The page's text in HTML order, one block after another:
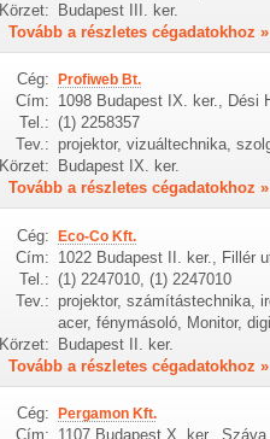
Körzet:
Budapest III. ker.
Tovább a részletes cégadatokhoz »
Cég: Profiweb Bt.
Cím: 1098 Budapest IX. ker., Dési
Tel.: (1) 2258357
Tev.: projektor, vizuáltechnika,
Körzet:
Budapest IX. ker.
Tovább a részletes cégadatokhoz »
Cég: Eco-Co Kft.
Cím: 1022 Budapest II. ker., Fillér
Tel.: (1) 2247010, (1) 2247010
Tev.: projektor, számítástechnika,
acer, fénymásoló, Monitor,
Körzet:
Budapest II. ker.
Tovább a részletes cégadatokhoz »
Cég: Pergamon Kft.
Cím: 1107 Budapest X. ker., Száva